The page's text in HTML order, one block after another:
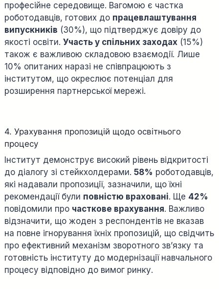
професійне середовище. Вагомою є частка
роботодавців, готових до працевлаштування
випускників (30%), що підтверджує довіру до
якості освіти.Участь у спільних заходах (15%)
також є важливою складовою взаємодії. Лише
10% опитаних наразі не співпрацюють з
інститутом, що окреслює потенціал для
розширення партнерської мережі.
4. Урахування пропозицій щодо освітнього
процесу
Інститут демонструє високий рівень відкритості
до діалогу зі стейкхолдерами.58% роботодавців,
які надавали пропозиції, зазначили, що їхні
рекомендації були повністю враховані. Ще 42%
повідомили про часткове врахування. Важливо
відзначити, що жоден з респондентів не вказав
на повне ігнорування їхніх пропозицій, що свідчить
про ефективний механізм зворотного зв’язку та
готовність інституту до модернізації навчального
процесу відповідно до вимог ринку.